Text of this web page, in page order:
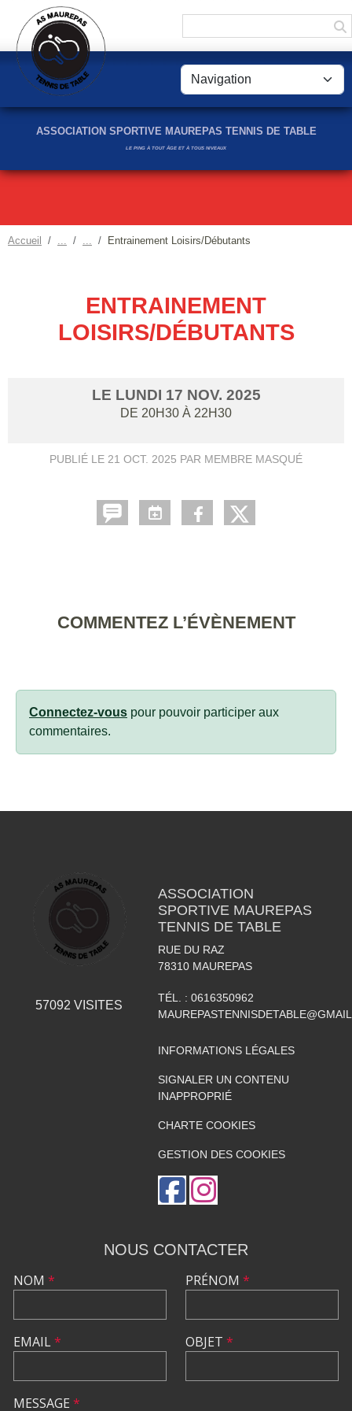
ASSOCIATION SPORTIVE MAUREPAS TENNIS DE TABLE
LE PING À TOUT ÂGE ET À TOUS NIVEAUX
Accueil Entrainement Loisirs/Débutants
ENTRAINEMENT
LOISIRS/DÉBUTANTS
LE LUNDI 17 NOV. 2025
DE 20H30 À 22H30
PUBLIÉ LE 21 OCT. 2025 PAR MEMBRE MASQUÉ
COMMENTEZ L’ÉVÈNEMENT
Connectez-vous pour pouvoir participer aux
commentaires.
57092 VISITES
ASSOCIATION
SPORTIVE MAUREPAS
TENNIS DE TABLE
RUE DU RAZ
78310 MAUREPAS
TÉL. : 0616350962
INFORMATIONS LÉGALES
SIGNALER UN CONTENU
INAPPROPRIÉ
CHARTE COOKIES
GESTION DES COOKIES
NOUS CONTACTER
NOM *
EMAIL*
PRÉNOM *
OBJET *
MESSAGE *
Panneau de gestion des cookies